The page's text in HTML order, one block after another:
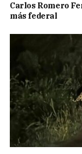
Carlos Romero
más federal